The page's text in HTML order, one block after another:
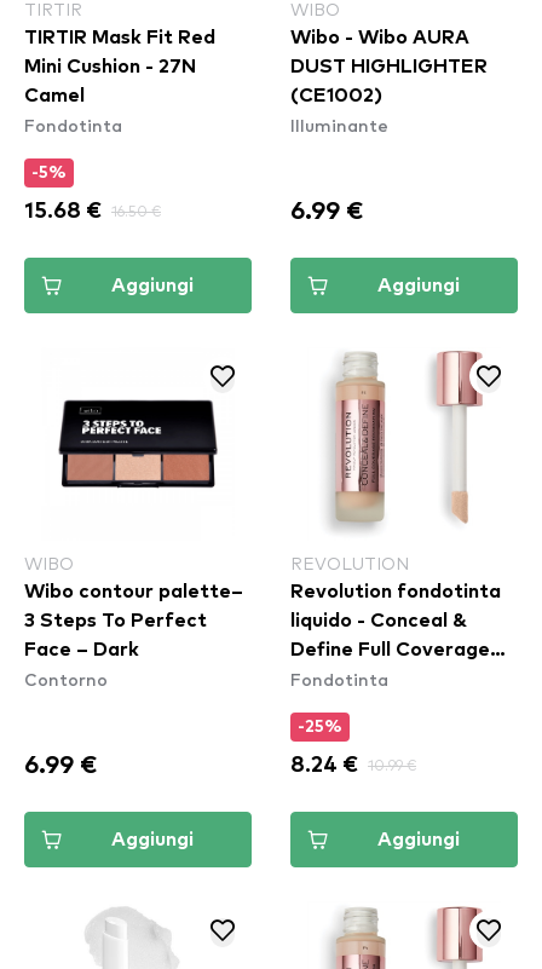
TIRTIR
TIRTIR Mask Fit Red
Mini Cushion - 27N
Camel
Fondotinta
-5%
15.68 € 16.50 €
Aggiungi
WIBO
Wibo - Wibo AURA
DUST HIGHLIGHTER
(CE1002)
Illuminante
6.99 €
Aggiungi
WIBO
Wibo contour palette–
3 Steps To Perfect
Face – Dark
Contorno
6.99 €
Aggiungi
REVOLUTION
Revolution fondotinta
liquido - Conceal &
Define Full Coverage
Foundation - F5
Fondotinta
-25%
8.24 € 10.99 €
Aggiungi